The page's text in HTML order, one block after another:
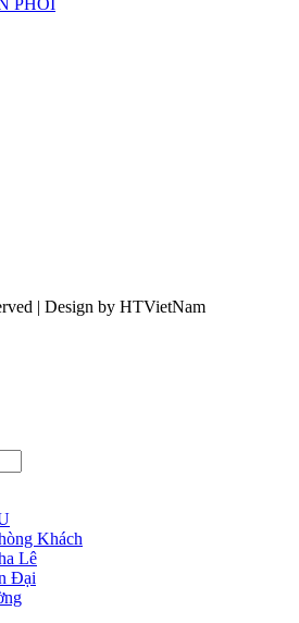
PHỐI
| Design by HTVietNam
Khách
Lê
Đại